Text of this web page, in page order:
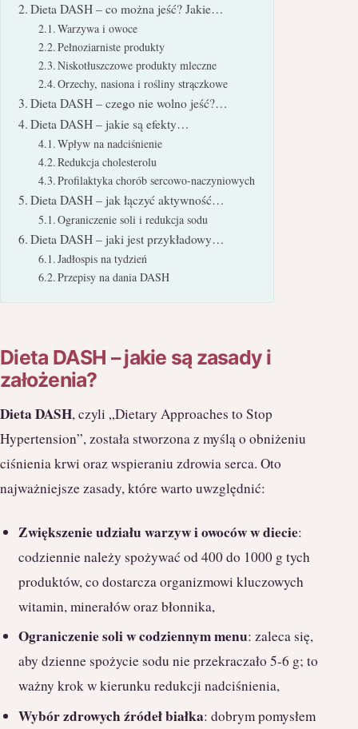
Dieta DASH – co można jeść? Jakie…
Warzywa i owoce
Pełnoziarniste produkty
Niskotłuszczowe produkty mleczne
Orzechy, nasiona i rośliny strączkowe
Dieta DASH – czego nie wolno jeść?…
Dieta DASH – jakie są efekty…
Wpływ na nadciśnienie
Redukcja cholesterolu
Profilaktyka chorób sercowo-naczyniowych
Dieta DASH – jak łączyć aktywność…
Ograniczenie soli i redukcja sodu
Dieta DASH – jaki jest przykładowy…
Jadłospis na tydzień
Przepisy na dania DASH
Dieta DASH – jakie są zasady i
założenia?
Dieta DASH, czyli „Dietary Approaches to Stop
Hypertension”, została stworzona z myślą o obniżeniu
ciśnienia krwi oraz wspieraniu zdrowia serca. Oto
najważniejsze zasady, które warto uwzględnić:
Zwiększenie udziału warzyw i owoców w diecie:
codziennie należy spożywać od 400 do 1000 g tych
produktów, co dostarcza organizmowi kluczowych
witamin, minerałów oraz błonnika,
Ograniczenie soli w codziennym menu: zaleca się,
aby dzienne spożycie sodu nie przekraczało 5-6 g; to
ważny krok w kierunku redukcji nadciśnienia,
Wybór zdrowych źródeł białka: dobrym pomysłem